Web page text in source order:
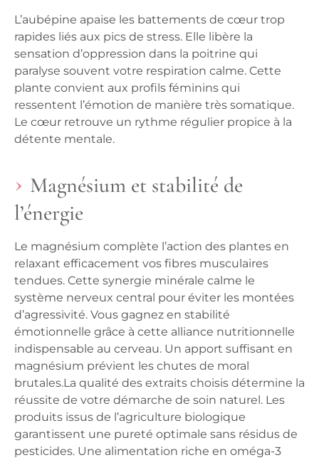
L’aubépine apaise les battements de cœur trop
rapides liés aux pics de stress. Elle libère la
sensation d’oppression dans la poitrine qui
paralyse souvent votre respiration calme. Cette
plante convient aux profils féminins qui
ressentent l’émotion de manière très somatique.
Le cœur retrouve un rythme régulier propice à la
détente mentale.
Magnésium et stabilité de
l’énergie
Le magnésium complète l’action des plantes en
relaxant efficacement vos fibres musculaires
tendues. Cette synergie minérale calme le
système nerveux central pour éviter les montées
d’agressivité. Vous gagnez en stabilité
émotionnelle grâce à cette alliance nutritionnelle
indispensable au cerveau. Un apport suffisant en
magnésium prévient les chutes de moral
brutales.La qualité des extraits choisis détermine la
réussite de votre démarche de soin naturel. Les
produits issus de l’agriculture biologique
garantissent une pureté optimale sans résidus de
pesticides. Une alimentation riche en oméga-3